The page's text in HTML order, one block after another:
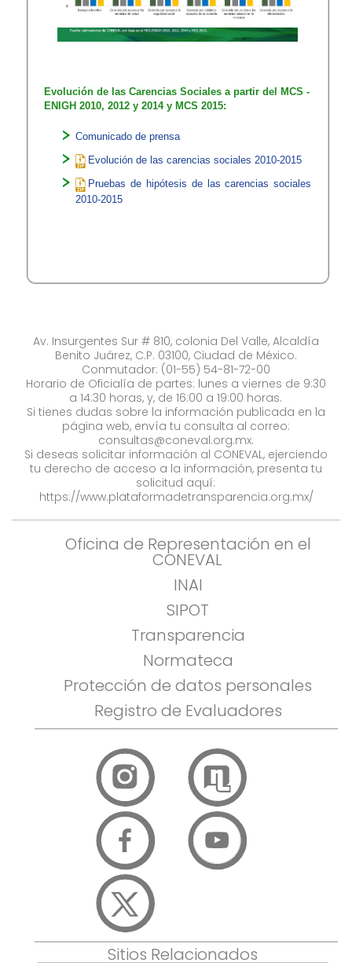
Evolución de las Carencias Sociales a partir del MCS -
ENIGH 2010, 2012 y 2014 y MCS 2015:
​Comunicad​o de prensa
Evolución de las carencias sociales 2010-2015​
Pruebas de hipótesis de las carencias sociales
2010-2015​
Av. Insurgentes Sur # 810, colonia Del Valle, Alcaldía
Benito Juárez, C.P. 03100, Ciudad de México.
Conmutador: (01-55) 54-81-72-00
Horario de Oficialía de partes: lunes a viernes de 9:30
a 14:30 horas, y, de 16:00 a 19:00 horas.
Si tienes dudas sobre la información publicada en la
página web, envía tu consulta al correo:
consultas@coneval.org.mx.
Si deseas solicitar información al CONEVAL, ejerciendo
tu derecho de acceso a la información, presenta tu
solicitud aquí:
https://www.plataformadetransparencia.org.mx/
Oficina de Representación en el
CONEVAL
INAI
SIPOT
Transparencia
Normateca
Protección de datos personales
Registro de Evaluadores
Sitios Relacionados